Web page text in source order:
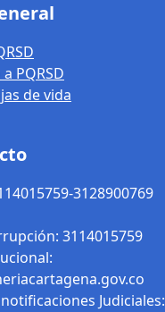
PQRSD
de vida
3128900769
3114015759
Judiciales: